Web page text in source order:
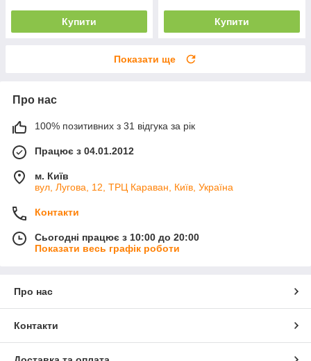
Купити Купити
Показати ще
Про нас
100% позитивних з 31 відгука за рік
Працює з 04.01.2012
м. Київ
вул, Лугова, 12, ТРЦ Караван, Київ, Україна
Контакти
Сьогодні працює з 10:00 до 20:00
Показати весь графік роботи
Про нас
Контакти